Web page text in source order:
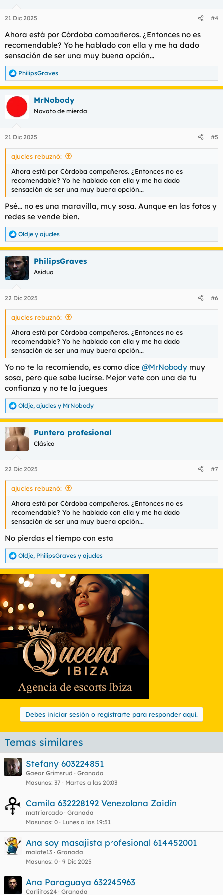
e
:
21 Dic 2025 #4
Ahora está por Córdoba compañeros. ¿Entonces no es
recomendable? Yo he hablado con ella y me ha dado
sensación de ser una muy buena opción...
R
e
a
c
i
e
s
PhilipsGraves
MrNobody
Novato de mierda
21 Dic 2025 #5
ajucles rebuznó:
Ahora está por Córdoba compañeros. ¿Entonces no es
recomendable? Yo he hablado con ella y me ha dado
sensación de ser una muy buena opción...
Psé… no es una maravilla, muy sosa. Aunque en las fotos y
redes se vende bien.
R
e
a
c
c
i
e
s
Oldje y ajucles
PhilipsGraves
Asiduo
22 Dic 2025 #6
ajucles rebuznó:
Ahora está por Córdoba compañeros. ¿Entonces no es
recomendable? Yo he hablado con ella y me ha dado
sensación de ser una muy buena opción...
Yo no te la recomiendo, es como dice @MrNobody muy
sosa, pero que sabe lucirse. Mejor vete con una de tu
confianza y no te la juegues
R
e
a
c
c
e
s
Oldje, ajucles y MrNobody
Puntero profesional
Clásico
22 Dic 2025 #7
ajucles rebuznó:
Ahora está por Córdoba compañeros. ¿Entonces no es
recomendable? Yo he hablado con ella y me ha dado
sensación de ser una muy buena opción...
No pierdas el tiempo con esta
R
e
a
c
o
n
s
Oldje, PhilipsGraves y ajucles
Debes iniciar sesión o registrarte para responder aquí.
Temas similares
Stefany 603224851
Gaear Grimsrud
Granada
Masunos 37 Martes a las 20:03
Camila 632228192 Venezolana Zaidín
matriarcado Granada
Masunos 0 Lunes a las 19:51
Ana soy masajista profesional 614452001
malote13 Granada
Masunos 0 9 Dic 2025
Ana Paraguaya 632245963
Carliitos24 Granada